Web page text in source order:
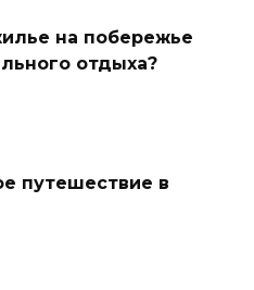
на побережье
отдыха?
путешествие в